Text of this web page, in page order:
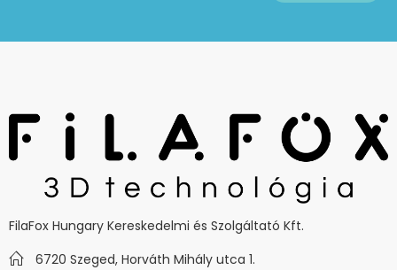
FilaFox Hungary Kereskedelmi és Szolgáltató Kft.
6720 Szeged, Horváth Mihály utca 1.